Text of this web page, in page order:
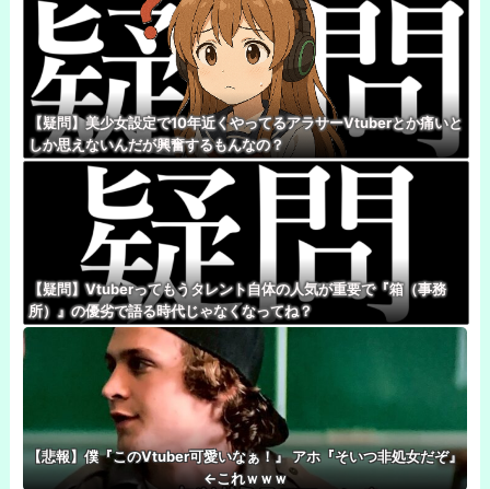
【疑問】美少女設定で10年近くやってるアラサーVtuberとか痛いと
しか思えないんだが興奮するもんなの？
【疑問】Vtuberってもうタレント自体の人気が重要で『箱（事務
所）』の優劣で語る時代じゃなくなってね？
【悲報】僕『このVtuber可愛いなぁ！』 アホ『そいつ非処女だぞ』
←これｗｗｗ